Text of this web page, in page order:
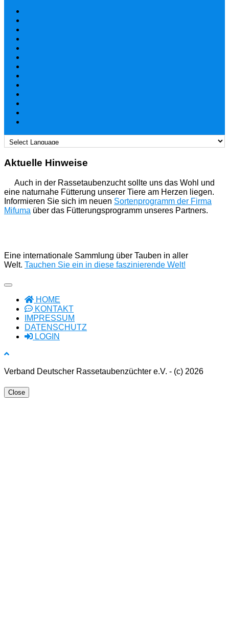
Aktuelle Hinweise
Auch in der Rassetaubenzucht sollte uns das Wohl und
eine naturnahe Fütterung unserer Tiere am Herzen liegen.
Informieren Sie sich im neuen Sortenprogramm der Firma
Mifuma über das Fütterungsprogramm unseres Partners.
Eine internationale Sammlung über Tauben in aller
Welt. Tauchen Sie ein in diese faszinierende Welt!
HOME
KONTAKT
IMPRESSUM
DATENSCHUTZ
LOGIN
Verband Deutscher Rassetaubenzüchter e.V. - (c) 2026
Close